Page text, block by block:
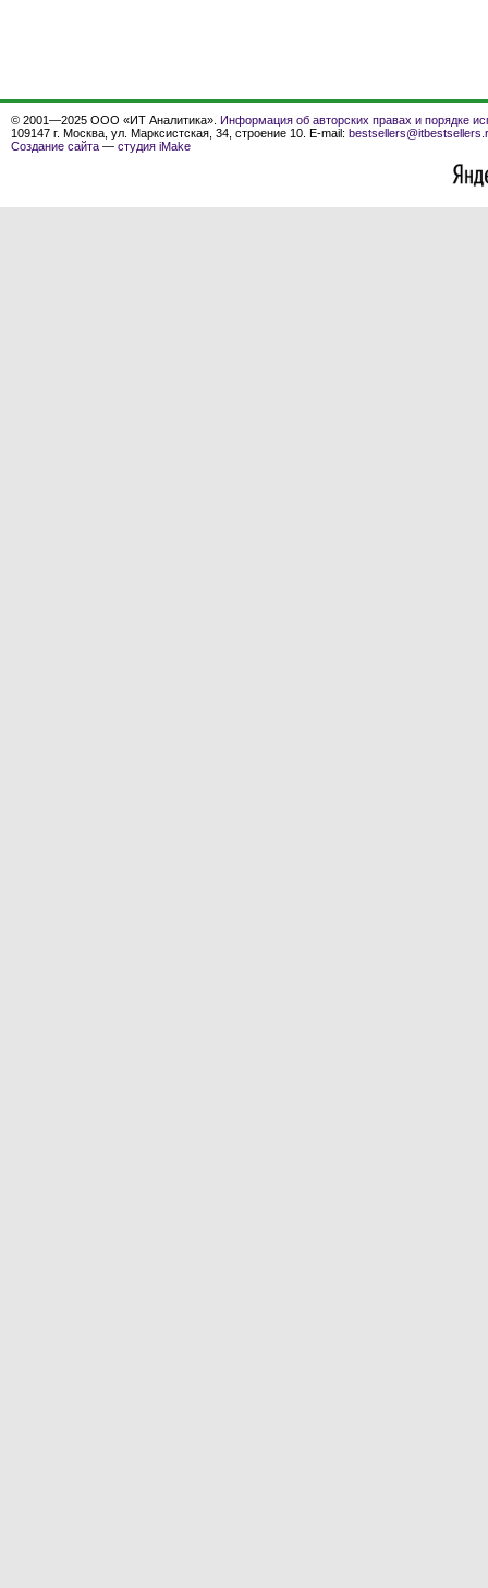
© 2001—2025 ООО «ИТ Аналитика». Информация об авторских правах и порядке
109147 г. Москва, ул. Марксистская, 34, строение 10. E-mail:
Создание сайта — студия iMake